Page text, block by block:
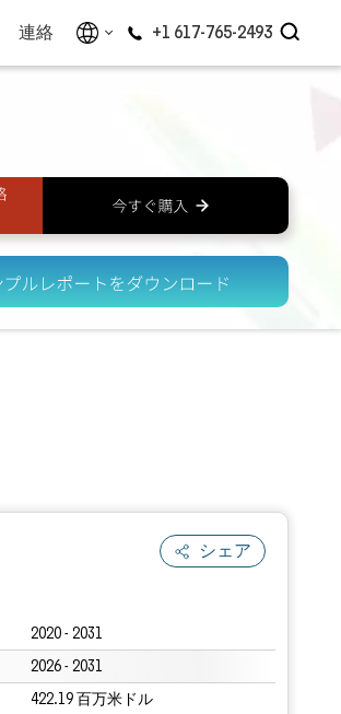
連絡 +1 617-765-2493
シェア
2020 - 2031
2026 - 2031
422.19 百万米ドル